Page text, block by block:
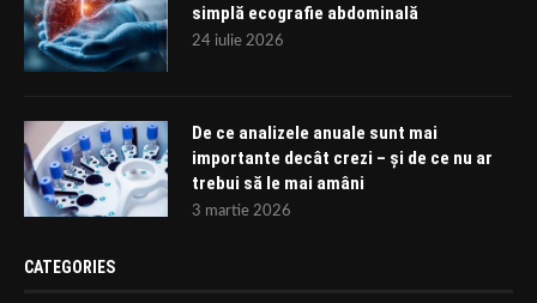
simplă ecografie abdominală
24 iulie 2026
De ce analizele anuale sunt mai
importante decât crezi – și de ce nu ar
trebui să le mai amâni
3 martie 2026
CATEGORIES